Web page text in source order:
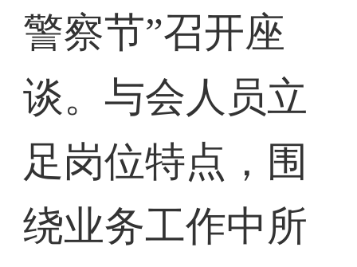
警察节”召开座
谈。与会人员立
足岗位特点，围
绕业务工作中所